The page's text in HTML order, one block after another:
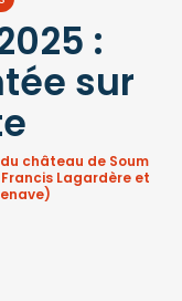
:
sur
château de Soum
Lagardère et